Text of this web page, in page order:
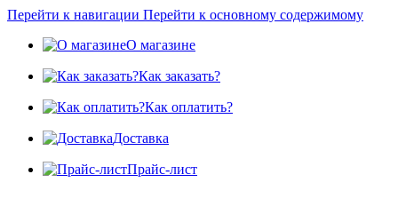
Перейти к навигации Перейти к основному содержимому
О магазине
Как заказать?
Как оплатить?
Доставка
Прайс-лист